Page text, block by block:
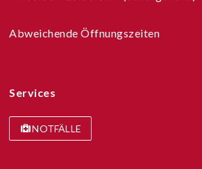
Abweichende Öffnungszeiten
Services
NOTFÄLLE